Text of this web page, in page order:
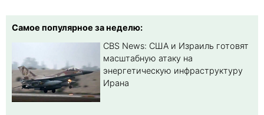
Самое популярное за неделю:
CBS News: США и Израиль готовят
масштабную атаку на
энергетическую инфраструктуру
Ирана